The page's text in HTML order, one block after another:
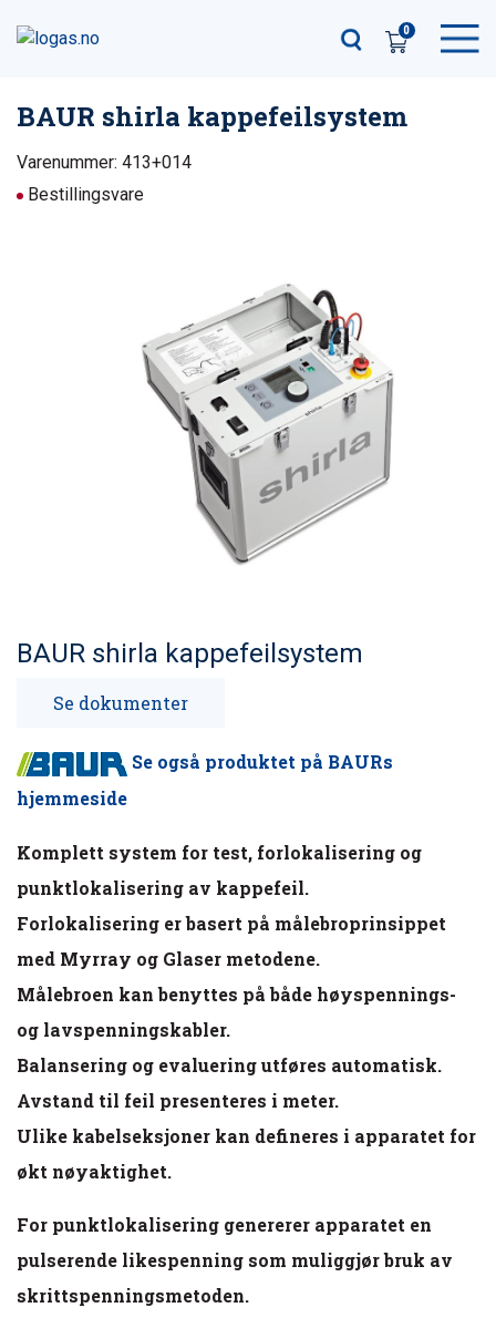
0
BAUR shirla kappefeilsystem
Se dokumenter
Se også produktet på BAURs
hjemmeside
Komplett system for test, forlokalisering og
punktlokalisering av kappefeil.
Forlokalisering er basert på målebroprinsippet
med Myrray og Glaser metodene.
Målebroen kan benyttes på både høyspennings-
og lavspenningskabler.
Balansering og evaluering utføres automatisk.
Avstand til feil presenteres i meter.
Ulike kabelseksjoner kan defineres i apparatet for
økt nøyaktighet.
For punktlokalisering genererer apparatet en
pulserende likespenning som muliggjør bruk av
skrittspenningsmetoden.
BAUR shirla kappefeilsystem
Varenummer: 413+014
Bestillingsvare